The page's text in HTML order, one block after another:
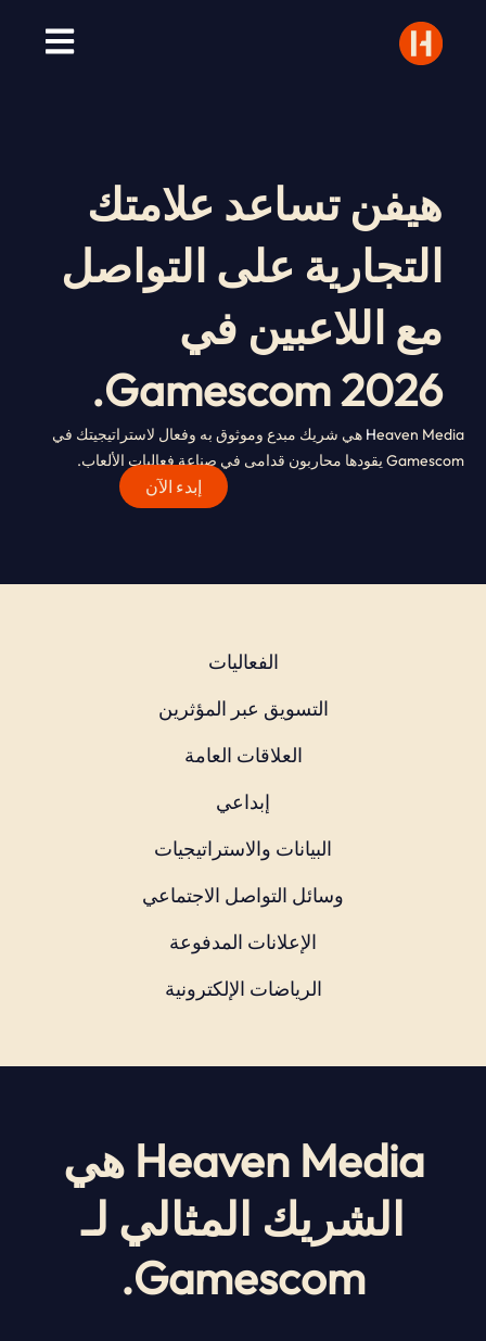
المحتوى
هيفن تساعد علامتك
التجارية على التواصل
مع اللاعبين في
Gamescom 2026.
H eaven Media هي شريك مبدع وموثوق به وفعال لاستراتيجيتك في
Gamescom يقودها محاربون قدامى في صناعة فعاليات الألعاب.
إبدء الآن
الفعاليات
التسويق عبر المؤثرين
العلاقات العامة
إبداعي
البيانات والاستراتيجيات
وسائل التواصل الاجتماعي
الإعلانات المدفوعة
الرياضات الإلكترونية
Heaven Media هي
الشريك المثالي لـ
Gamescom.